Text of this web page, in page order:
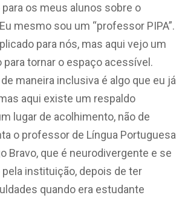
para os meus alunos sobre o
mesmo sou um “professor PIPA”.
para nós, mas aqui vejo um
tornar o espaço acessível.
maneira inclusiva é algo que eu já
aqui existe um respaldo
lugar de acolhimento, não de
o professor de Língua Portuguesa
Bravo, que é neurodivergente e se
instituição, depois de ter
quando era estudante